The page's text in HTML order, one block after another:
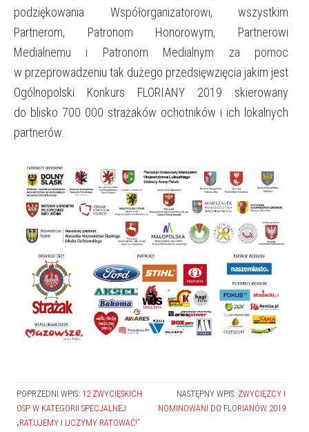
podziękowania Współorganizatorowi, wszystkim
Partnerom, Patronom Honorowym, Partnerowi
Medialnemu i Patronom Medialnym za pomoc
w przeprowadzeniu tak dużego przedsięwzięcia jakim jest
Ogólnopolski Konkurs FLORIANY 2019 skierowany
do blisko 700 000 strażaków ochotników i ich lokalnych
partnerów.
POPRZEDNI WPIS: 12 ZWYCIĘSKICH
OSP W KATEGORII SPECJALNEJ
„RATUJEMY I UCZYMY RATOWAĆ!”
NASTĘPNY WPIS: ZWYCIĘZCY I
NOMINOWANI DO FLORIANÓW 2019